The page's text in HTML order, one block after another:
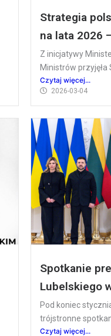
Strategia
na lata 2026
Z inicjatywy
Ministrów przyjęła
Czytaj więcej...
2026-03-04
Spotkanie
Lubelskiego
Pod koniec
trójstronne
Czytaj więcej...